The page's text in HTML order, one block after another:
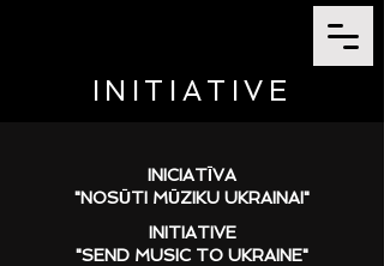
INITIATIVE
INICIATĪVA
"NOSŪTI MŪZIKU UKRAINAI"
INITIATIVE
"SEND MUSIC TO UKRAINE"